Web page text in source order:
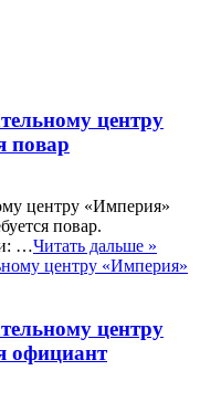
центру
повар
центру «Империя»
повар.
…Читать дальше »
центру
официант